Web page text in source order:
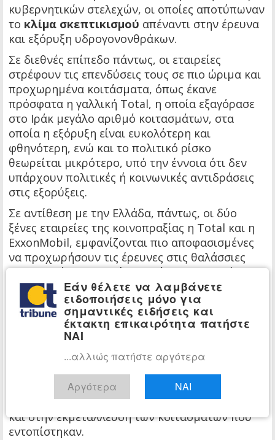
κυβερνητικών στελεχών, οι οποίες αποτύπωναν
το κλίμα σκεπτικισμού απέναντι στην έρευνα
και εξόρυξη υδρογονονθράκων.
Σε διεθνές επίπεδο πάντως, οι εταιρείες
στρέφουν τις επενδύσεις τους σε πιο ώριμα και
προχωρημένα κοιτάσματα, όπως έκανε
πρόσφατα η γαλλική Total, η οποία εξαγόρασε
στο Ιράκ μεγάλο αριθμό κοιτασμάτων, στα
οποία η εξόρυξη είναι ευκολότερη και
φθηνότερη, ενώ και το πολιτικό ρίσκο
θεωρείται μικρότερο, υπό την έννοια ότι δεν
υπάρχουν πολιτικές ή κοινωνικές αντιδράσεις
στις εξορύξεις.
Σε αντίθεση με την Ελλάδα, πάντως, οι δύο
ξένες εταιρείες της κοινοπραξίας η Total και η
ExxonMobil, εμφανίζονται πιο αποφασισμένες
να προχωρήσουν τις έρευνες στις θαλάσσιες
παραχωρήσεις της Κύπρου, όπου συμμετέχουν.
Και αυτό διότι η Κύπρος προχώρησε με
ταχύτερα βήματακαι εκμεταλλεύτηκε
καλύτερα την χρονική περίοδο που το διεθνές
περιβάλλον της αγοράς υδρογονανθράκων ήταν
Έτσι σήμερα υπάρχουν διαθέσιμα
αποτελέσματα ερευνητικών γεωτρήσεων, που
καθιστούν εφικτό για τη χώρα να προχωρήσει
και στην εκμετάλλευση των κοιτασμάτων που
εντοπίστηκαν.
Εάν θέλετε να λαμβάνετε
ειδοποιήσεις μόνο για
σημαντικές ειδήσεις και
έκτακτη επικαιρότητα πατήστε
ΝΑΙ
...αλλιώς πατήστε αργότερα
Αργότερα ΝΑΙ